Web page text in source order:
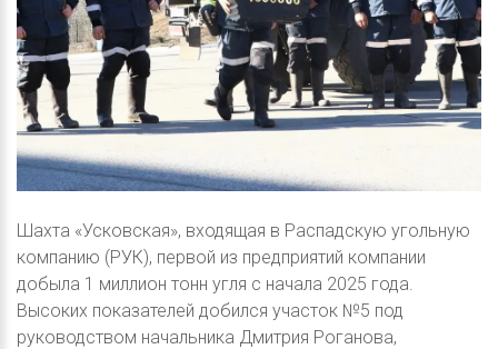
Шахта «Усковская», входящая в Распадскую угольную
компанию (РУК), первой из предприятий компании
добыла 1 миллион тонн угля с начала 2025 года.
Высоких показателей добился участок №5 под
руководством начальника Дмитрия Роганова,